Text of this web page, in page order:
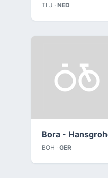
TLJ · NED
Bora -
BOH · GER